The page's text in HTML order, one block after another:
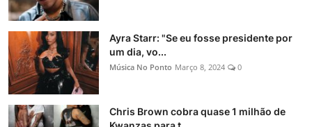
Ayra Starr: "Se eu fosse presidente por
um dia, vo...
Música No Ponto Março 8, 2024 0
Chris Brown cobra quase 1 milhão de